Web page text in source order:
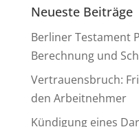
Neueste Beiträge
Berliner Testament
Berechnung und
Vertrauensbruch:
den Arbeitnehmer
Kündigung eines